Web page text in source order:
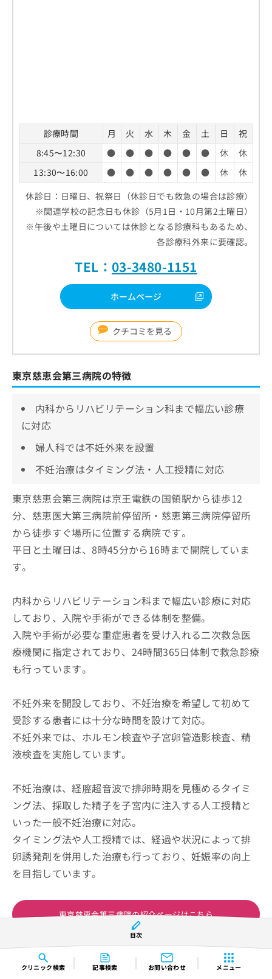
クリニック検索 記事検索 お問い合わせ メニュー
診療時間 月 火 水 木 金 土 日
祝
8:45〜12:30
● ● ● ● ● ● 休
休
13:30〜16:00
● ● ● ● ● ● 休
休
休診日：日曜日、祝祭日（休診日でも救急の場合は診療）
※関連学校の記念日も休診（5月1日・10月第2土曜日）
※午後や土曜日については休診となる診療科もあるため、
各診療科外来に要確認。
TEL： 03-3480-1151
ホームページ
クチコミを見る
東京慈恵会第三病院の特徴
内科からリハビリテーション科まで幅広い診療
に対応
婦人科では不妊外来を設置
不妊治療はタイミング法・人工授精に対応
東京慈恵会第三病院は京王電鉄の国領駅から徒歩12
分、慈恵医大第三病院前停留所・慈恵第三病院停留所
から徒歩すぐ場所に位置する病院です。
平日と土曜日は、8時45分から16時まで開院していま
す。
内科からリハビリテーション科まで幅広い診療に対応
しており、入院や手術ができる体制を整備。
入院や手術が必要な重症患者を受け入れる二次救急医
療機関に指定されており、24時間365日体制で救急診療
も行っています。
不妊外来を開設しており、不妊治療を希望して初めて
受診する患者には十分な時間を設けて対応。
不妊外来では、ホルモン検査や子宮卵管造影検査、精
液検査を実施しています。
不妊治療は、経膣超音波で排卵時期を見極めるタイミ
ング法、採取した精子を子宮内に注入する人工授精と
いった一般不妊治療に対応。
タイミング法や人工授精では、経過や状況によって排
卵誘発剤を併用した治療も行っており、妊娠率の向上
を目指しています。
東京慈恵会第三病院の紹介ページはこちら
コンテンツの誤りを送信する
目次